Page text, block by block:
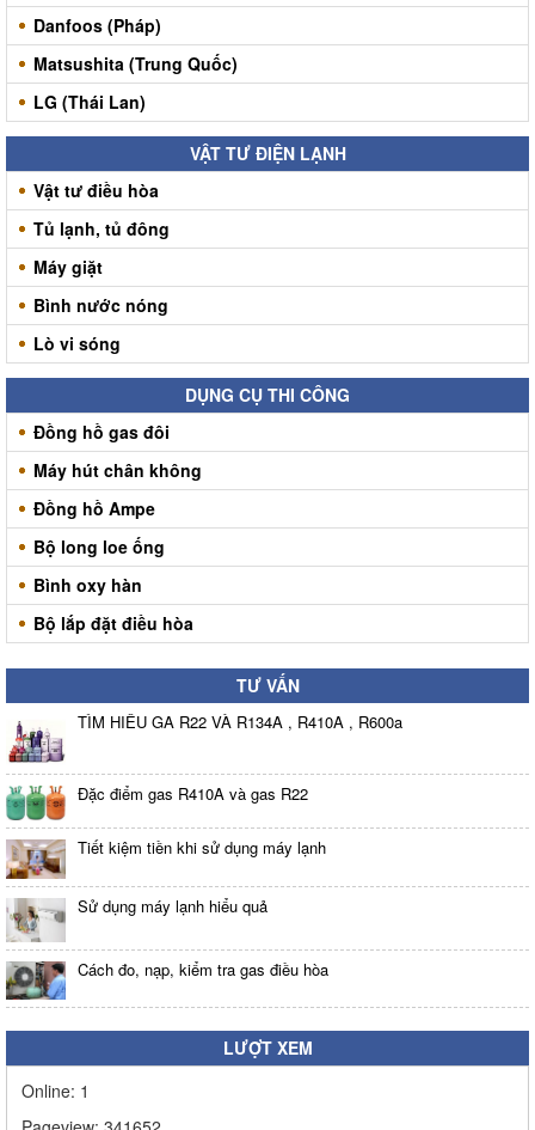
Danfoos (Pháp)
Matsushita (Trung Quốc)
LG (Thái Lan)
VẬT TƯ ĐIỆN LẠNH
Vật tư điều hòa
Tủ lạnh, tủ đông
Máy giặt
Bình nước nóng
Lò vi sóng
DỤNG CỤ THI CÔNG
Đồng hồ gas đôi
Máy hút chân không
Đồng hồ Ampe
Bộ long loe ống
Bình oxy hàn
Bộ lắp đặt điều hòa
TƯ VẤN
TÌM HIỂU GA R22 VÀ R134A , R410A , R600a
Đặc điểm gas R410A và gas R22
Tiết kiệm tiền khi sử dụng máy lạnh
Sử dụng máy lạnh hiểu quả
Cách đo, nạp, kiểm tra gas điều hòa
LƯỢT XEM
Online: 1